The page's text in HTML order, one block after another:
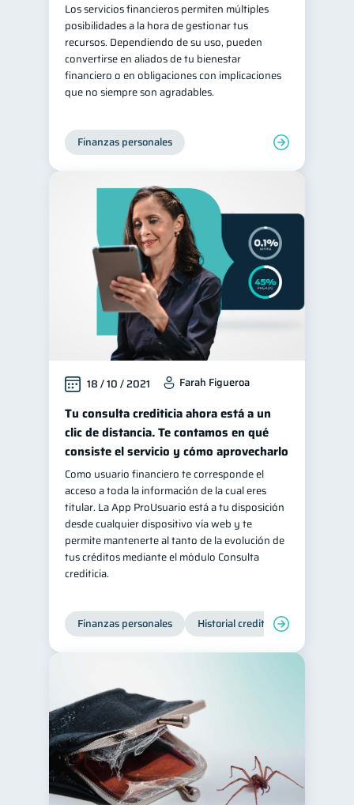
Los servicios financieros permiten múltiples
posibilidades a la hora de gestionar tus
recursos. Dependiendo de su uso, pueden
convertirse en aliados de tu bienestar
financiero o en obligaciones con implicaciones
que no siempre son agradables.
Finanzas personales
18 / 10 / 2021 Farah Figueroa
Tu consulta crediticia ahora está a un
clic de distancia. Te contamos en qué
consiste el servicio y cómo aprovecharlo
Como usuario financiero te corresponde el
acceso a toda la información de la cual eres
titular. La App ProUsuario está a tu disposición
desde cualquier dispositivo vía web y te
permite mantenerte al tanto de la evolución de
tus créditos mediante el módulo Consulta
crediticia.
Finanzas personales Historial crediticio